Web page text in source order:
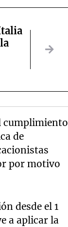
cumplimiento
de
por motivo
desde el 1
a aplicar la